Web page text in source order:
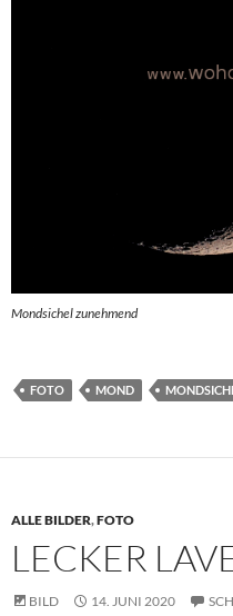
Mondsichel zunehmend
FOTO MOND
ALLE BILDER,FOTO
LECKER
BILD 14. JUNI 2020